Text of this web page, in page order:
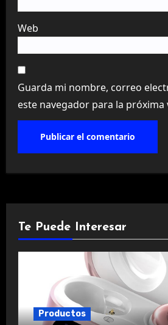
Web
Guarda mi nombre, correo
este navegador para la próxima
Te Puede Interesar
Productos